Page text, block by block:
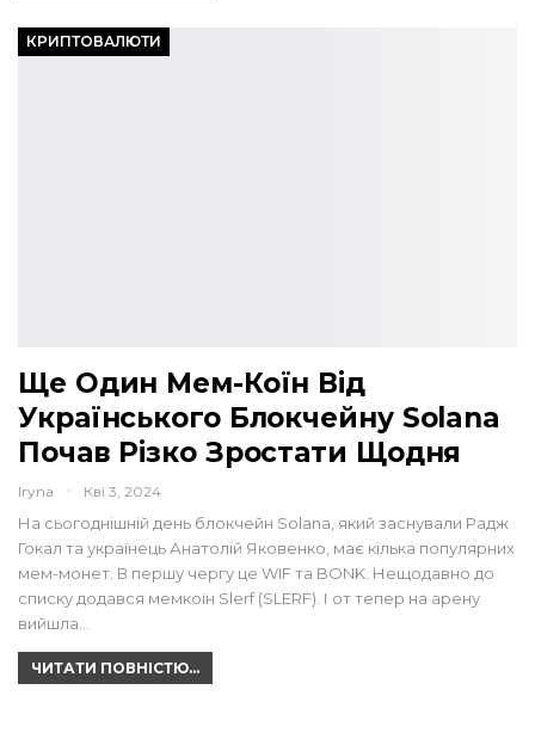
КРИПТОВАЛЮТИ
Ще Один Мем-Коїн Від
Українського Блокчейну Solana
Почав Різко Зростати Щодня
Iryna Кві 3, 2024
На сьогоднішній день блокчейн Solana, який заснували Радж
Гокал та українець Анатолій Яковенко, має кілька популярних
мем-монет. В першу чергу це WIF та BONK. Нещодавно до
списку додався мемкоїн Slerf (SLERF). І от тепер на арену
вийшла…
ЧИТАТИ ПОВНІСТЮ...